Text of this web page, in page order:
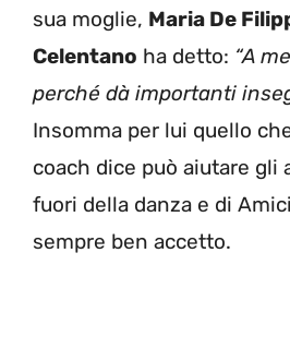
sua moglie, Maria De
Celentano ha detto: “A
perché dà importanti
Insomma per lui quello
coach dice può aiutare gli
fuori della danza e di
sempre ben accetto.